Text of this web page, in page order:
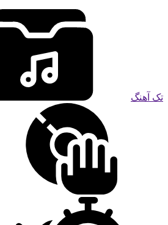
تک آهنگ